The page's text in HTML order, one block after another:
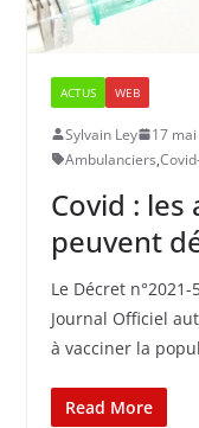
ACTUS WEB
Sylvain Ley 17
Ambulanciers,
Covid :
peuvent
Le Décret
Journal Officiel
à vacciner la
Read More